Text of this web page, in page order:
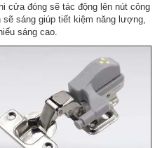
cửa đóng sẽ tác động lên nút công
sáng giúp tiết kiệm năng lượng,
sáng cao.